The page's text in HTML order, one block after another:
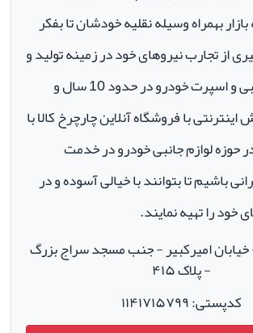
بهمراه وسیله نقلیه خودشان تا بفکر
از تجارب نیروهای خود در زمینه تولید و
فروش لوازم جانبی و اسپرت خودرو در حدود 10 سال و
با فروشگاه آنلاین چارچرخ کالا با
حوزه لوازم جانبی خودرو در خدمت
باشیم تا بتوانند با خیالی آسوده و در
خود را تهیه نمایند.
خیابان امیرکبیر - جنب مسجد سراج بزرگ
- پلاک ۴۱۵
کدپستی: ۱۱۴۱۷۱۵۷۹۹